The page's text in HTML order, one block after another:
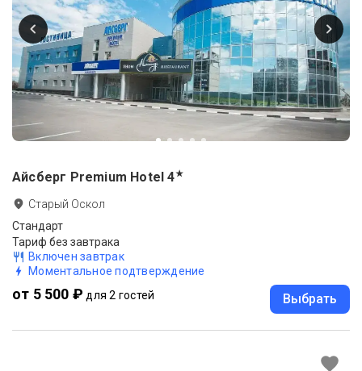
Айсберг Premium Hotel 4★
Старый Оскол
Стандарт
Тариф без завтрака
Включен завтрак
Моментальное подтверждение
от 5 500 ₽ для 2 гостей Выбрать